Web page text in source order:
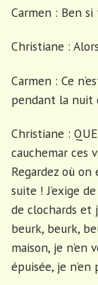
Carmen : Ben
Christiane :
Carmen : Ce
pendant la nuit
Christiane :
cauchemar ces
Regardez où
suite ! J’exige
de clochards et
beurk, beurk,
maison, je n’en
épuisée, je n’en